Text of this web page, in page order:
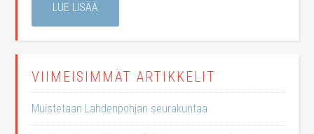
LUE LISÄÄ
VIIMEISIMMÄT ARTIKKELIT
Muistetaan Lahdenpohjan seurakuntaa